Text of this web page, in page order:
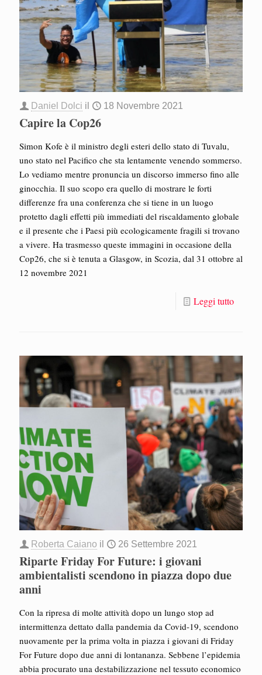
Daniel Dolci il 18 Novembre 2021
Capire la Cop26
Simon Kofe è il ministro degli esteri dello stato di Tuvalu,
uno stato nel Pacifico che sta lentamente venendo sommerso.
Lo vediamo mentre pronuncia un discorso immerso fino alle
ginocchia. Il suo scopo era quello di mostrare le forti
differenze fra una conferenza che si tiene in un luogo
protetto dagli effetti più immediati del riscaldamento globale
e il presente che i Paesi più ecologicamente fragili si trovano
a vivere. Ha trasmesso queste immagini in occasione della
Cop26, che si è tenuta a Glasgow, in Scozia, dal 31 ottobre al
12 novembre 2021
Leggi tutto
Roberta Caiano il 26 Settembre 2021
Riparte Friday For Future: i giovani
ambientalisti scendono in piazza dopo due
anni
Con la ripresa di molte attività dopo un lungo stop ad
intermittenza dettato dalla pandemia da Covid-19, scendono
nuovamente per la prima volta in piazza i giovani di Friday
For Future dopo due anni di lontananza. Sebbene l’epidemia
abbia procurato una destabilizzazione nel tessuto economico